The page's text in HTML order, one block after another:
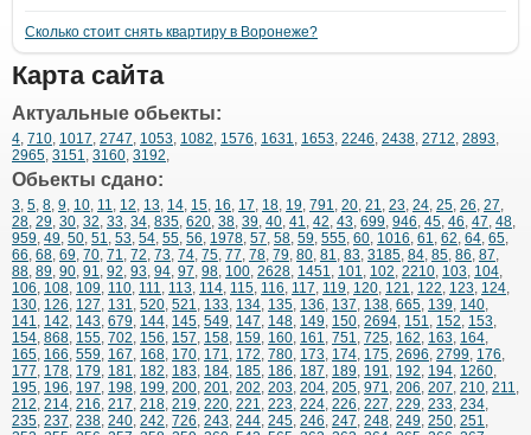
Сколько стоит снять квартиру в Воронеже?
Карта сайта
Актуальные обьекты:
4, 710, 1017, 2747, 1053, 1082, 1576, 1631, 1653, 2246, 2438, 2712, 2893,
2965, 3151, 3160, 3192,
Обьекты сдано:
3, 5, 8, 9, 10, 11, 12, 13, 14, 15, 16, 17, 18, 19, 791, 20, 21, 23, 24, 25, 26, 27,
28, 29, 30, 32, 33, 34, 835, 620, 38, 39, 40, 41, 42, 43, 699, 946, 45, 46, 47, 48,
959, 49, 50, 51, 53, 54, 55, 56, 1978, 57, 58, 59, 555, 60, 1016, 61, 62, 64, 65,
66, 68, 69, 70, 71, 72, 73, 74, 75, 77, 78, 79, 80, 81, 83, 3185, 84, 85, 86, 87,
88, 89, 90, 91, 92, 93, 94, 97, 98, 100, 2628, 1451, 101, 102, 2210, 103, 104,
106, 108, 109, 110, 111, 113, 114, 115, 116, 117, 119, 120, 121, 122, 123, 124,
130, 126, 127, 131, 520, 521, 133, 134, 135, 136, 137, 138, 665, 139, 140,
141, 142, 143, 679, 144, 145, 549, 147, 148, 149, 150, 2694, 151, 152, 153,
154, 868, 155, 702, 156, 157, 158, 159, 160, 161, 751, 725, 162, 163, 164,
165, 166, 559, 167, 168, 170, 171, 172, 780, 173, 174, 175, 2696, 2799, 176,
177, 178, 179, 181, 182, 183, 184, 185, 186, 187, 189, 191, 192, 194, 1260,
195, 196, 197, 198, 199, 200, 201, 202, 203, 204, 205, 971, 206, 207, 210, 211,
212, 214, 216, 217, 218, 219, 220, 221, 223, 224, 226, 227, 229, 233, 234,
235, 237, 238, 240, 242, 726, 243, 244, 245, 246, 247, 248, 249, 250, 251,